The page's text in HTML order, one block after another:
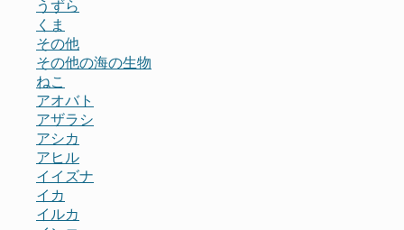
うずら
くま
その他
その他の海の生物
ねこ
アオバト
アザラシ
アシカ
アヒル
イイズナ
イカ
イルカ